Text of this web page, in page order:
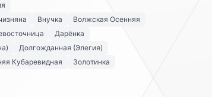
Внучка
Волжская Осенняя
Дарёнка
Долгожданная (Элегия)
Кубаревидная
Золотинка